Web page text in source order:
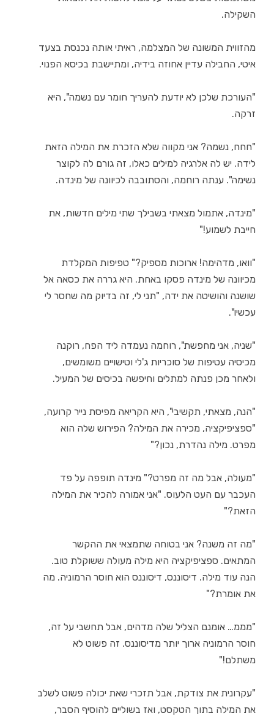
השקילה.
מהזווית המשונה של המצלמה, ראיתי אותה נכנסת בצעד
איטי, החבילה עדיין אחוזה בידיה, ומתיישבת בכיסא הפנוי.
"העורכת שלכן לא יודעת להעריך חומר עם נשמה", היא
זרקה.
"חחח, נשמה? אני מקווה שלא הזכרת את המילה הזאת
לידה. יש לה אלרגיה למילים כאלו, זה גורם לה לקוצר
נשימה". ענתה רוחמה, והסתובבה לכיוונה של מינדה.
"מינדה, אתמול מצאתי בשבילך שתי מילים חדשות, את
חייבת לשמוע!"
"וואו, מדהימה! ארוכות מספיק?" טפיפות המקלדת
מכיוונה של מינדה פסקו באחת. היא גררה את כסאה אל
שושנה והושיטה את ידה, "תני לי, זה בדיוק מה שחסר לי
עכשיו".
"שניה, אני מחפשת", רוחמה נעמדה ליד הפח, רוקנה
מכיסיה עטיפות של סוכריות ג'לי וטישויים משומשים,
ולאחר מכן פנתה למתלים וחיפשה בכיסים של המעיל.
"הנה, מצאתי, תקשיבי", היא הקריאה מפיסת נייר קרועה,
"ספציפיקציה, מכירה את המילה? הפירוש שלה הוא
מפרט. מילה נהדרת, נכון?"
"מעולה, אבל מה זה מפרט?" מינדה תופפה על פד
העכבר עם העט הלעוס. "אני אמורה להכיר את המילה
הזאת?"
"מה זה משנה? אני בטוחה שתמצאי את ההקשר
המתאים. ספציפיקציה היא מילה מעולה ששוקלת טוב.
הנה עוד מילה. דיסוננס, דיסוננס הוא חוסר הרמוניה. מה
את אומרת?"
"מממ… אומנם הצליל שלה מדהים, אבל תחשבי על זה,
חוסר הרמוניה ארוך יותר מדיסוננס. זה פשוט לא
משתלם!"
"עקרונית את צודקת, אבל תזכרי שאת יכולה פשוט לשלב
את המילה בתוך הטקסט, ואז בשוליים להוסיף הסבר,